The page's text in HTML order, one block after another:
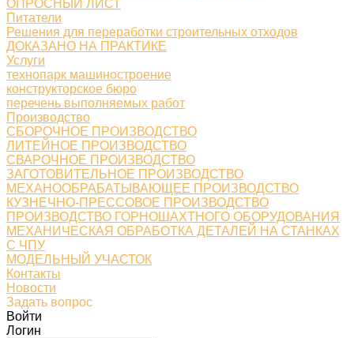
ОПРОСНЫЙ ЛИСТ
Питатели
Решения для переработки строительных отходов
ДОКАЗАНО НА ПРАКТИКЕ
Услуги
технопарк машиностроение
конструкторское бюро
перечень выполняемых работ
Производство
СБОРОЧНОЕ ПРОИЗВОДСТВО
ЛИТЕЙНОЕ ПРОИЗВОДСТВО
СВАРОЧНОЕ ПРОИЗВОДСТВО
ЗАГОТОВИТЕЛЬНОЕ ПРОИЗВОДСТВО
МЕХАНООБРАБАТЫВАЮЩЕЕ ПРОИЗВОДСТВО
КУЗНЕЧНО-ПРЕССОВОЕ ПРОИЗВОДСТВО
ПРОИЗВОДСТВО ГОРНОШАХТНОГО ОБОРУДОВАНИЯ
МЕХАНИЧЕСКАЯ ОБРАБОТКА ДЕТАЛЕЙ НА СТАНКАХ
С ЧПУ
МОДЕЛЬНЫЙ УЧАСТОК
Контакты
Новости
Задать вопрос
Войти
Логин